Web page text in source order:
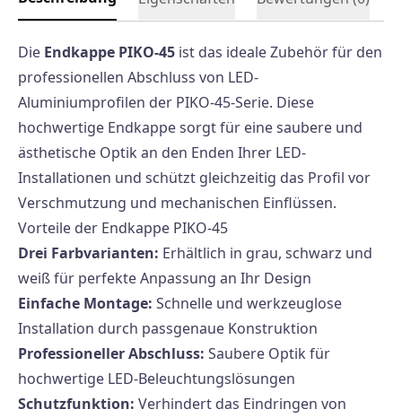
Die Endkappe PIKO-45 ist das ideale Zubehör für den
professionellen Abschluss von LED-
Aluminiumprofilen der PIKO-45-Serie. Diese
hochwertige Endkappe sorgt für eine saubere und
ästhetische Optik an den Enden Ihrer LED-
Installationen und schützt gleichzeitig das Profil vor
Verschmutzung und mechanischen Einflüssen.
Vorteile der Endkappe PIKO-45
Drei Farbvarianten: Erhältlich in grau, schwarz und
weiß für perfekte Anpassung an Ihr Design
Einfache Montage: Schnelle und werkzeuglose
Installation durch passgenaue Konstruktion
Professioneller Abschluss: Saubere Optik für
hochwertige LED-Beleuchtungslösungen
Schutzfunktion: Verhindert das Eindringen von